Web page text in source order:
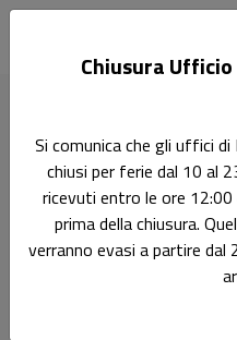
Ricerca
Orientarsi
Sistemi instabili, famiglie,
Chiusura
Si comunica che gli uffici
chiusi per ferie dal 10 al
ricevuti entro le ore
prima della chiusura.
verranno evasi a partire